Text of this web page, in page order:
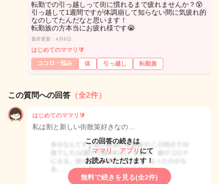
転勤での引っ越しって街に慣れるまで疲れませんか？😵
引っ越して1週間ですが体調崩して知らない間に気疲れ的
なのしてたんだなと思います！
転勤族の方本当にお疲れ様です😭
最終更新：4月6日
はじめてのママリ🔰
ココロ・悩み
体 引っ越し 転勤族
この質問への回答 （全2件）
はじめてのママリ🔰
私は割と新しい街散策好きなの…
この回答の続きは
「ママリ」アプリ にて
お読みいただけます！
無料で続きを見る(全2件)